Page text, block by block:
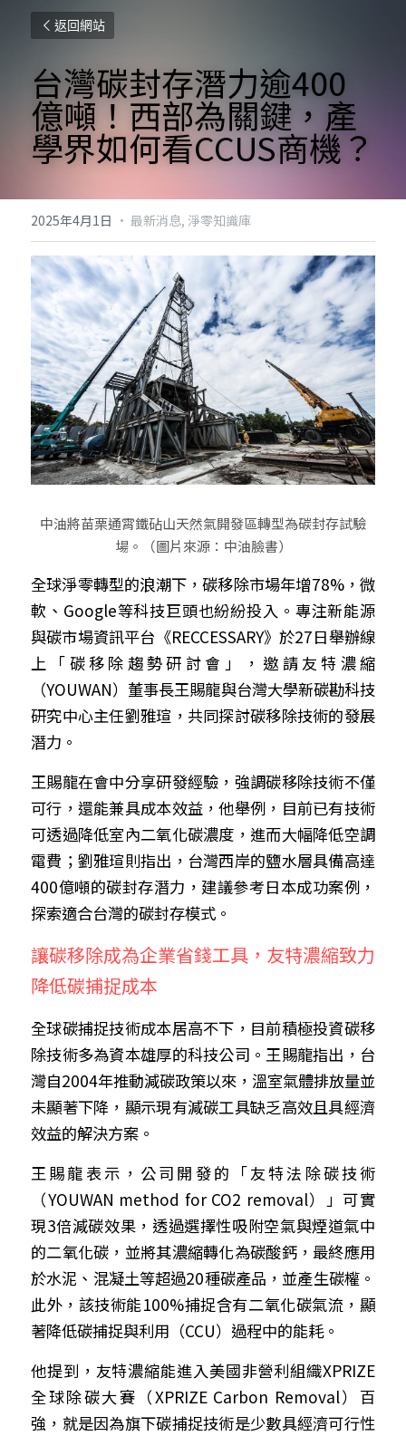
返回網站
台灣碳封存潛力逾400
億噸！西部為關鍵，產
學界如何看CCUS商機？
2025年4月1日 · 最新消息, 淨零知識庫
中油將苗栗通霄鐵砧山天然氣開發區轉型為碳封存試驗
場。（圖片來源：中油臉書）
全球淨零轉型的浪潮下，碳移除市場年增78%，微
軟、Google等科技巨頭也紛紛投入。專注新能源
與碳市場資訊平台《RECCESSARY》於27日舉辦線
上「碳移除趨勢研討會」，邀請友特濃縮
（YOUWAN）董事長王賜龍與台灣大學新碳勘科技
研究中心主任劉雅瑄，共同探討碳移除技術的發展
潛力。
王賜龍在會中分享研發經驗，強調碳移除技術不僅
可行，還能兼具成本效益，他舉例，目前已有技術
可透過降低室內二氧化碳濃度，進而大幅降低空調
電費；劉雅瑄則指出，台灣西岸的鹽水層具備高達
400億噸的碳封存潛力，建議參考日本成功案例，
探索適合台灣的碳封存模式。
讓碳移除成為企業省錢工具，友特濃縮致力
降低碳捕捉成本
全球碳捕捉技術成本居高不下，目前積極投資碳移
除技術多為資本雄厚的科技公司。王賜龍指出，台
灣自2004年推動減碳政策以來，溫室氣體排放量並
未顯著下降，顯示現有減碳工具缺乏高效且具經濟
效益的解決方案。
王賜龍表示，公司開發的「友特法除碳技術
（YOUWAN method for CO2 removal）」可實
現3倍減碳效果，透過選擇性吸附空氣與煙道氣中
的二氧化碳，並將其濃縮轉化為碳酸鈣，最終應用
於水泥、混凝土等超過20種碳產品，並產生碳權。
此外，該技術能100%捕捉含有二氧化碳氣流，顯
著降低碳捕捉與利用（CCU）過程中的能耗。
他提到，友特濃縮能進入美國非營利組織XPRIZE
全球除碳大賽（XPRIZE Carbon Removal）百
強，就是因為旗下碳捕捉技術是少數具經濟可行性